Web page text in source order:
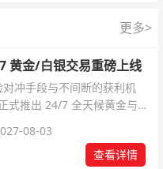
更多>
金/白银交易重磅上线
冲手段与不间断的获利机
推出 24/7 全天候黄金与白
08-03
查看详情